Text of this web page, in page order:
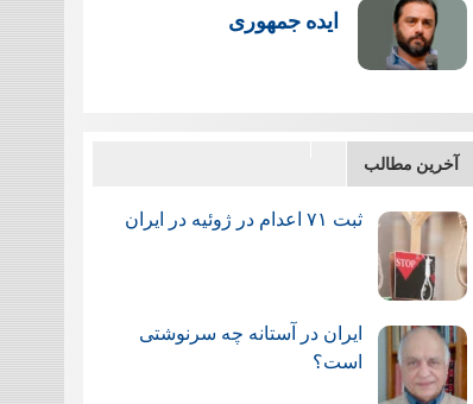
ایده جمهوری
آخرین مطالب
ثبت ۷۱ اعدام در ژوئيه در ایران
ایران در آستانه چه سرنوشتی
است؟